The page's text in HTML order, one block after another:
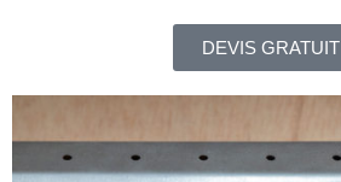
DEVIS GRATUIT